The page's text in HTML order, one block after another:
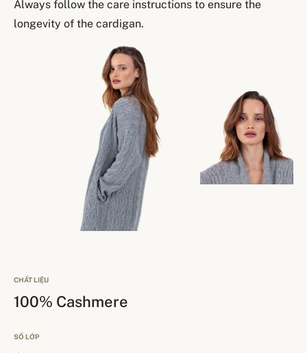
Always follow the care instructions to ensure the
longevity of the cardigan.
CHẤT LIỆU
100% Cashmere
SỐ LỚP